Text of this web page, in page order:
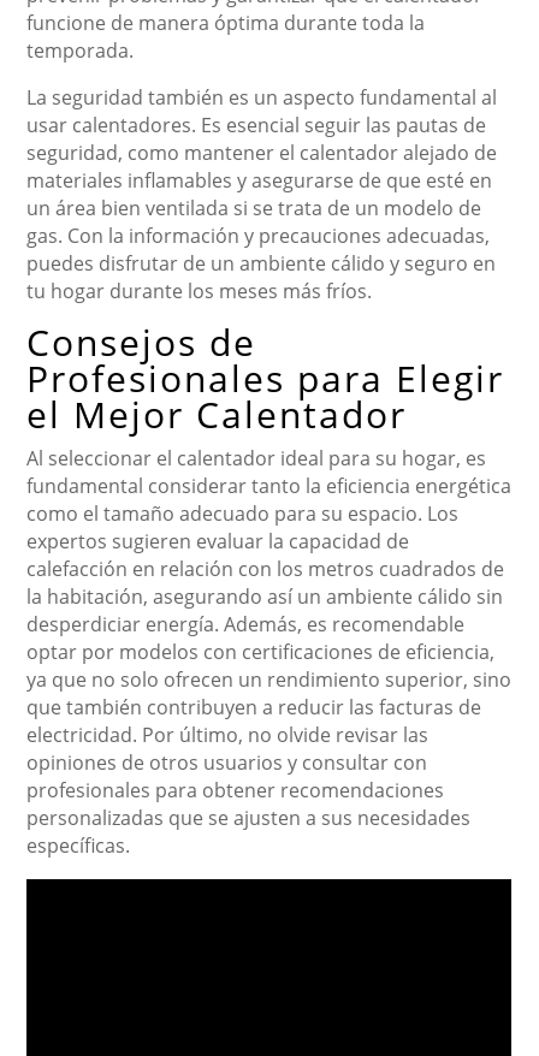
funcione de manera óptima durante toda la
temporada.
La seguridad también es un aspecto fundamental al
usar calentadores. Es esencial seguir las pautas de
seguridad, como mantener el calentador alejado de
materiales inflamables y asegurarse de que esté en
un área bien ventilada si se trata de un modelo de
gas. Con la información y precauciones adecuadas,
puedes disfrutar de un ambiente cálido y seguro en
tu hogar durante los meses más fríos.
Consejos de
Profesionales para Elegir
el Mejor Calentador
Al seleccionar el calentador ideal para su hogar, es
fundamental considerar tanto la eficiencia energética
como el tamaño adecuado para su espacio. Los
expertos sugieren evaluar la capacidad de
calefacción en relación con los metros cuadrados de
la habitación, asegurando así un ambiente cálido sin
desperdiciar energía. Además, es recomendable
optar por modelos con certificaciones de eficiencia,
ya que no solo ofrecen un rendimiento superior, sino
que también contribuyen a reducir las facturas de
electricidad. Por último, no olvide revisar las
opiniones de otros usuarios y consultar con
profesionales para obtener recomendaciones
personalizadas que se ajusten a sus necesidades
específicas.